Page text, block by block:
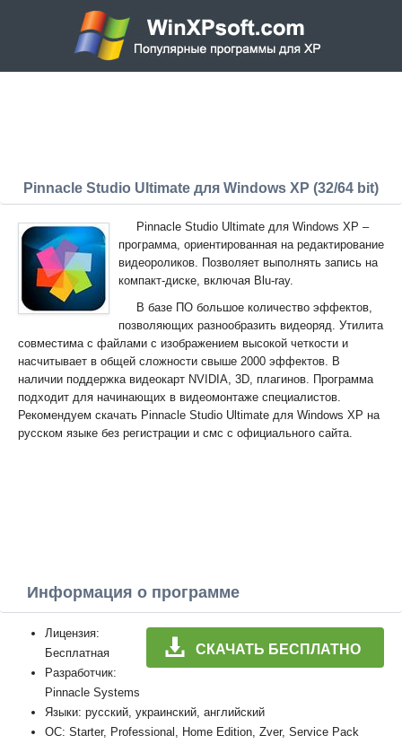
Pinnacle Studio Ultimate для Windows XP (32/64 bit)
Pinnacle Studio Ultimate для Windows XP –
программа, ориентированная на редактирование
видеороликов. Позволяет выполнять запись на
компакт-диске, включая Blu-ray.
В базе ПО большое количество эффектов,
позволяющих разнообразить видеоряд. Утилита
совместима с файлами с изображением высокой четкости и
насчитывает в общей сложности свыше 2000 эффектов. В
наличии поддержка видеокарт NVIDIA, 3D, плагинов. Программа
подходит для начинающих в видеомонтаже специалистов.
Рекомендуем скачать Pinnacle Studio Ultimate для Windows XP на
русском языке без регистрации и смс с официального сайта.
Информация о программе
СКАЧАТЬ БЕСПЛАТНО
Лицензия:
Бесплатная
Разработчик:
Pinnacle Systems
Языки: русский, украинский, английский
ОС: Starter, Professional, Home Edition, Zver, Service Pack